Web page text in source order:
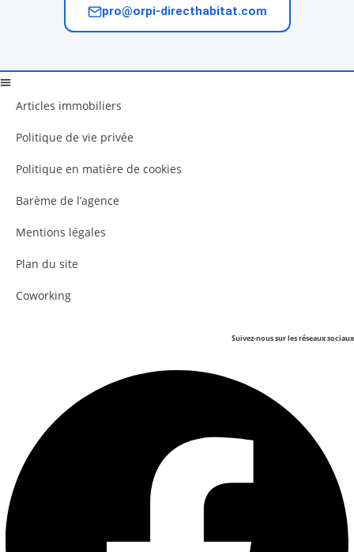
pro@orpi-directhabitat.com
Articles immobiliers
Politique de vie privée
Politique en matière de cookies
Barème de l’agence
Mentions légales
Plan du site
Coworking
Suivez-nous sur les réseaux sociaux